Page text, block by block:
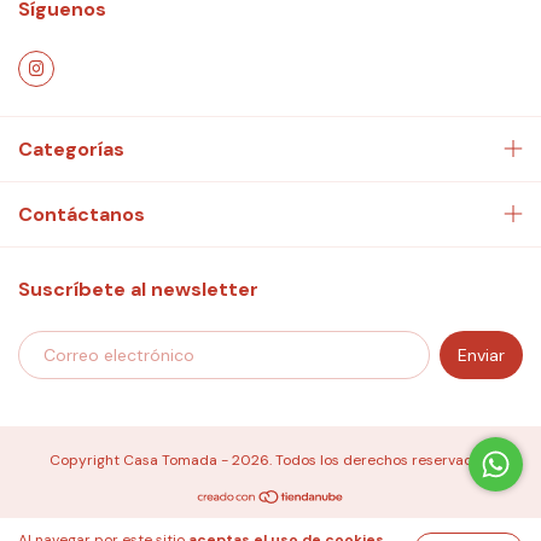
Síguenos
Categorías
Contáctanos
Suscríbete al newsletter
Copyright Casa Tomada - 2026. Todos los derechos reservados.